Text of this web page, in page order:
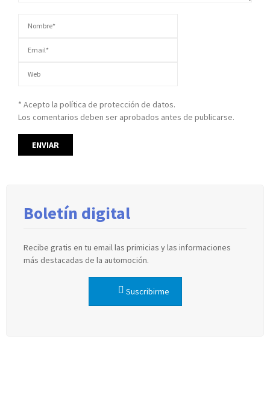
* Acepto la política de protección de datos.
Los comentarios deben ser aprobados antes de publicarse.
Boletín digital
Recibe gratis en tu email las primicias y las informaciones
más destacadas de la automoción.
Suscribirme